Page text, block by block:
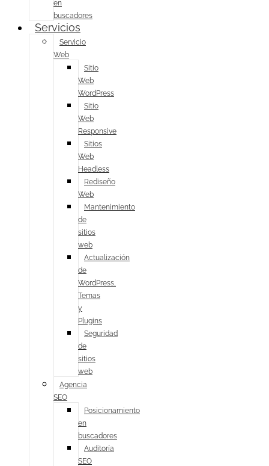
en
buscadores
Servicios
Servicio
Web
Sitio
Web
WordPress
Sitio
Web
Responsive
Sitios
Web
Headless
Rediseño
Web
Mantenimiento
de
sitios
web
Actualización
de
WordPress,
Temas
y
Plugins
Seguridad
de
sitios
web
Agencia
SEO
Posicionamiento
en
buscadores
Auditoría
SEO